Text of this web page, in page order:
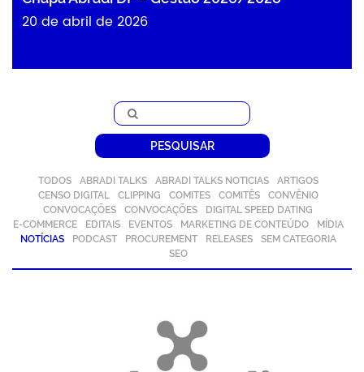
20 de abril de 2026
PESQUISAR
TODOS ABRADI TALKS ABRADI TALKS NOTICIAS
ARTIGOS
CENSO DIGITAL
CLIPPING COMITES COMITÊS
CONVÊNIO
CONVOCAÇÕES
CONVOCAÇÕES
DIGITAL SPEED DATING
E-COMMERCE
EDITAIS EVENTOS MARKETING DE CONTEÚDO
MÍDIA
NOTÍCIAS
PODCAST PROCUREMENT RELEASES
SEM CATEGORIA
SEO